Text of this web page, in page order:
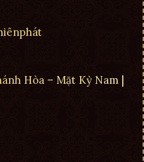
Hòa – Mặt Kỳ Nam |